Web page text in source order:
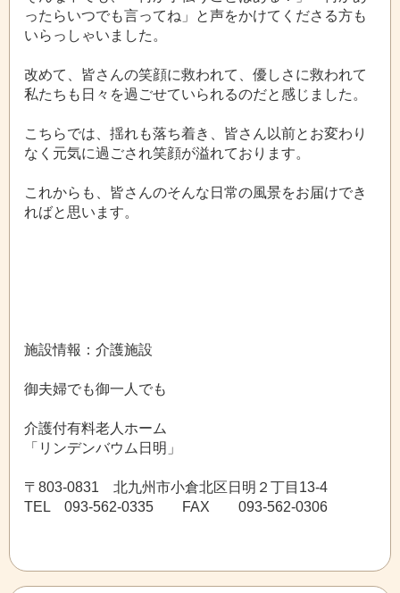
ったらいつでも言ってね」と声をかけてくださる方も
いらっしゃいました。
改めて、皆さんの笑顔に救われて、優しさに救われて
私たちも日々を過ごせていられるのだと感じました。
こちらでは、揺れも落ち着き、皆さん以前とお変わり
なく元気に過ごされ笑顔が溢れております。
これからも、皆さんのそんな日常の風景をお届けでき
ればと思います。
施設情報：介護施設
御夫婦でも御一人でも
介護付有料老人ホーム
「リンデンバウム日明」
〒803-0831 北九州市小倉北区日明２丁目13-4
TEL 093-562-0335 FAX 093-562-0306